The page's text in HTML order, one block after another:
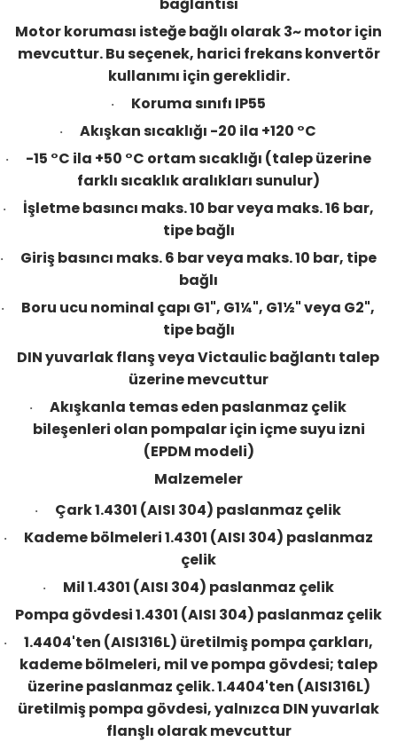
Motor koruması isteğe bağlı olarak 3~ motor için
mevcuttur. Bu seçenek, harici frekans konvertör
kullanımı için gereklidir.
· Koruma sınıfı IP55
· Akışkan sıcaklığı -20 ila +120 °C
·
-15 °C ila +50 °C ortam sıcaklığı (talep üzerine
farklı sıcaklık aralıkları sunulur)
·
İşletme basıncı maks. 10 bar veya maks. 16 bar,
tipe bağlı
·
Giriş basıncı maks. 6 bar veya maks. 10 bar, tipe
bağlı
·
Boru ucu nominal çapı G1", G1¼", G1½" veya G2",
tipe bağlı
DIN yuvarlak flanş veya Victaulic bağlantı talep
üzerine mevcuttur
·
Akışkanla temas eden paslanmaz çelik
bileşenleri olan pompalar için içme suyu izni
(EPDM modeli)
Malzemeler
· Çark 1.4301 (AISI 304) paslanmaz çelik
·
Kademe bölmeleri 1.4301 (AISI 304) paslanmaz
çelik
·
Mil 1.4301 (AISI 304) paslanmaz çelik
Pompa gövdesi 1.4301 (AISI 304) paslanmaz çelik
·
1.4404'ten (AISI316L) üretilmiş pompa çarkları,
kademe bölmeleri, mil ve pompa gövdesi; talep
üzerine paslanmaz çelik. 1.4404'ten (AISI316L)
üretilmiş pompa gövdesi, yalnızca DIN yuvarlak
flanşlı olarak mevcuttur